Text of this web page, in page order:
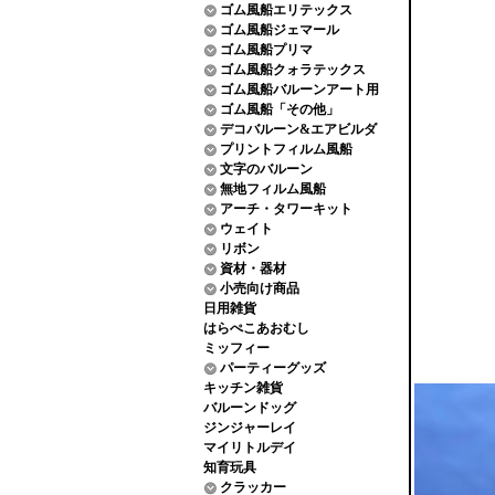
ゴム風船エリテックス
ゴム風船ジェマール
ゴム風船プリマ
ゴム風船クォラテックス
ゴム風船バルーンアート用
ゴム風船「その他」
デコバルーン&エアビルダ
プリントフィルム風船
文字のバルーン
無地フィルム風船
アーチ・タワーキット
ウェイト
リボン
資材・器材
小売向け商品
日用雑貨
はらぺこあおむし
ミッフィー
パーティーグッズ
キッチン雑貨
バルーンドッグ
ジンジャーレイ
マイリトルデイ
知育玩具
クラッカー